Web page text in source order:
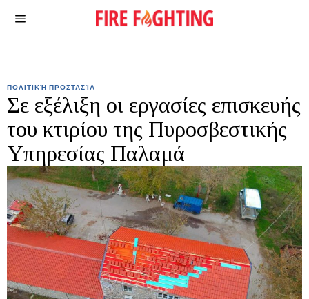
ΠΟΛΙΤΙΚΉ ΠΡΟΣΤΑΣΊΑ
Σε εξέλιξη οι εργασίες επισκευής
του κτιρίου της Πυροσβεστικής
Υπηρεσίας Παλαμά